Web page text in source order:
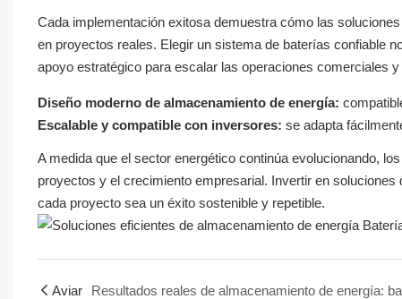
Cada implementación exitosa demuestra cómo las
en proyectos reales. Elegir un sistema de baterías confiable
apoyo estratégico para escalar las operaciones comerciales
Diseño moderno de almacenamiento de energía:
Escalable y compatible con inversores: se adapta
A medida que el sector energético continúa evolucionando,
proyectos y el crecimiento empresarial. Invertir en
cada proyecto sea un éxito sostenible y repetible.
Aviar